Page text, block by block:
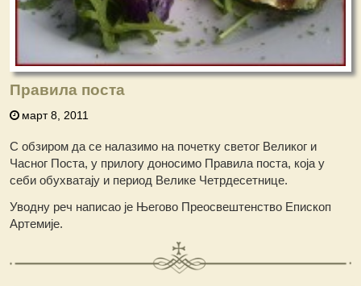
Правила поста
март 8, 2011
С обзиром да се налазимо на почетку светог Великог и
Часног Поста, у прилогу доносимо Правила поста, која у
себи обухватају и период Велике Четрдесетнице.
Уводну реч написао је Његово Преосвештенство Епископ
Артемије.